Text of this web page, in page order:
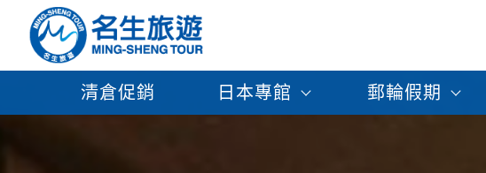
清倉促銷 日本專館 郵輪假期